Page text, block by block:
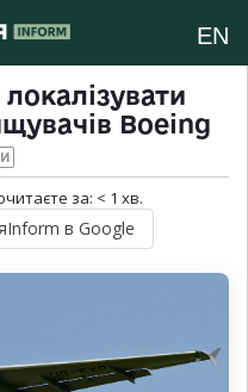
EN
Boeing
за: < 1 хв.
в Google